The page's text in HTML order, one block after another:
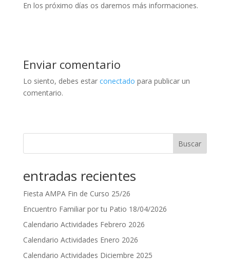
En los próximo días os daremos más informaciones.
Enviar comentario
Lo siento, debes estar conectado para publicar un
comentario.
Buscar
entradas recientes
Fiesta AMPA Fin de Curso 25/26
Encuentro Familiar por tu Patio 18/04/2026
Calendario Actividades Febrero 2026
Calendario Actividades Enero 2026
Calendario Actividades Diciembre 2025